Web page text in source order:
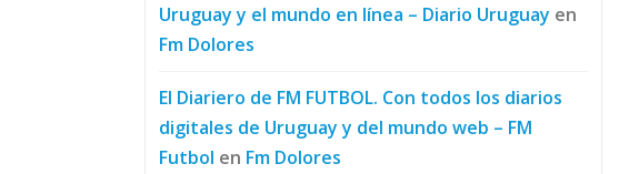
Uruguay y el mundo en línea – Diario Uruguay en
Fm Dolores
El Diariero de FM FUTBOL. Con todos los diarios
digitales de Uruguay y del mundo web – FM
Futbol en Fm Dolores